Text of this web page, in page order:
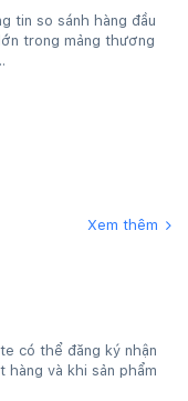
tin so sánh hàng đầu
trong mảng thương
Xem thêm
có thể đăng ký nhận
hàng và khi sản phẩm